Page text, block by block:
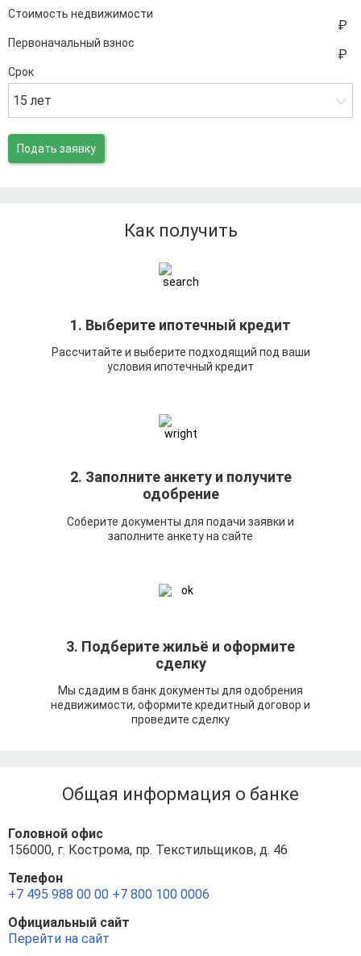
Стоимость недвижимости
Первоначальный взнос
Срок
15 лет
Подать заявку
Как получить
1. Выберите ипотечный кредит
Рассчитайте и выберите подходящий под ваши
условия ипотечный кредит
2. Заполните анкету и получите
одобрение
Соберите документы для подачи заявки и
заполните анкету на сайте
3. Подберите жильё и оформите
сделку
Мы сдадим в банк документы для одобрения
недвижимости, оформите кредитный договор и
проведите сделку
Общая информация о банке
Головной офис
156000, г. Кострома, пр. Текстильщиков, д. 46
Телефон
+7 495 988 00 00 +7 800 100 0006
Официальный сайт
Перейти на сайт